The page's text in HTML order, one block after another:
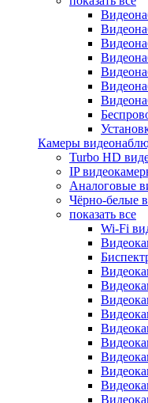
Камеры
Turbo HD
IP
Аналоговые
Чёрно-белые
показать все
Wi-Fi